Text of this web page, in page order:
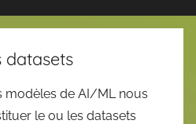
datasets
modèles de AI/ML nous
le ou les datasets